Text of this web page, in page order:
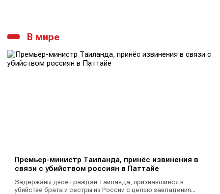
В мире
Премьер-министр Таиланда, принёс извинения в
связи с убийством россиян в Паттайе
Задержаны двое граждан Таиланда, признавшиеся в
убийстве брата и сестры из России с целью завладения...